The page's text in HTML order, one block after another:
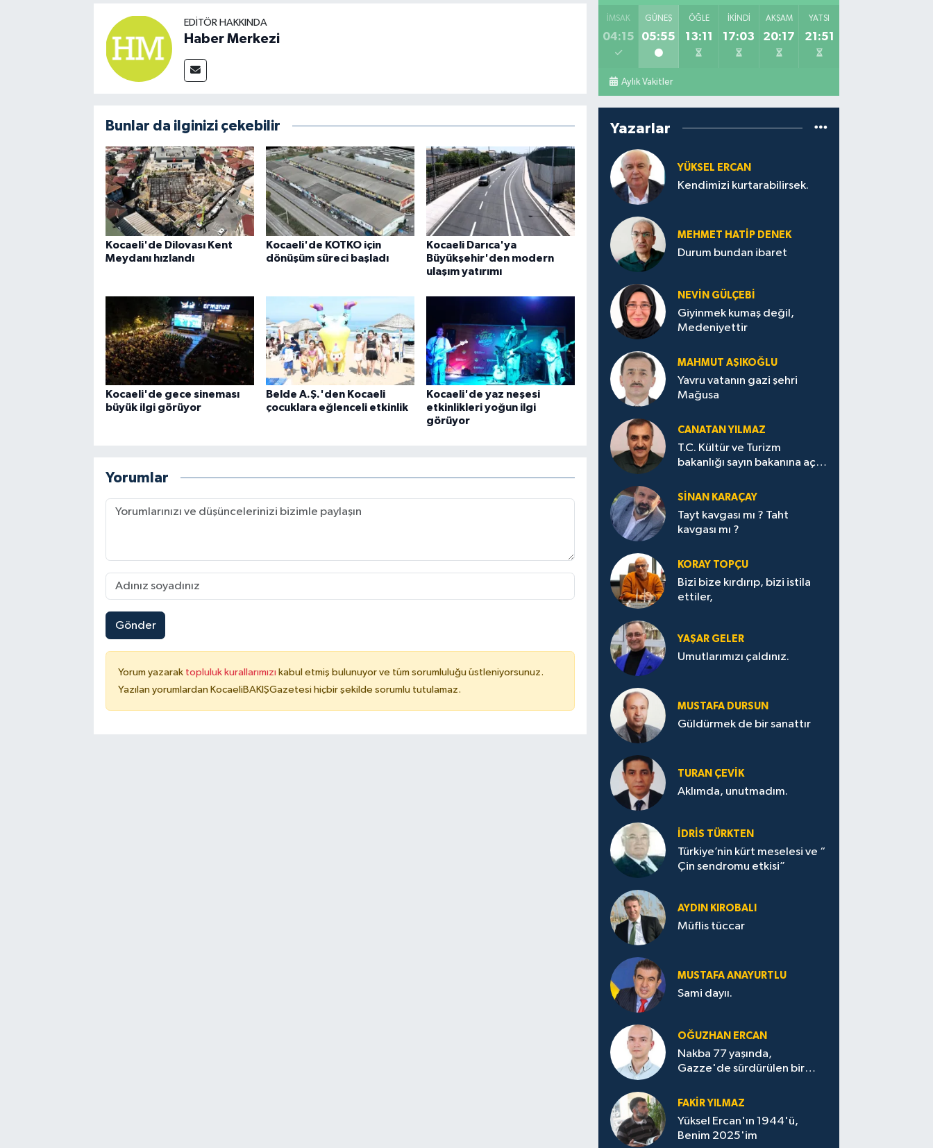
EDITÖR HAKKINDA
Haber Merkezi
Bunlar da ilginizi çekebilir
Kocaeli'de Dilovası Kent
Meydanı hızlandı
Kocaeli'de KOTKO için
dönüşüm süreci başladı
Kocaeli Darıca'ya
Büyükşehir'den modern
ulaşım yatırımı
Kocaeli'de gece sineması
büyük ilgi görüyor
Belde A.Ş.'den Kocaeli
çocuklara eğlenceli etkinlik
Kocaeli'de yaz neşesi
etkinlikleri yoğun ilgi
görüyor
Yorumlar
Gönder
Yorum yazarak topluluk kurallarımızı kabul etmiş bulunuyor ve tüm sorumluluğu üstleniyorsunuz.
Yazılan yorumlardan KocaeliBAKIŞGazetesi hiçbir şekilde sorumlu tutulamaz.
İMSAK
04:15
GÜNEŞ
05:55
ÖĞLE
13:11
İKINDI
17:03
AKŞAM
20:17
YATSI
21:51
Aylık Vakitler
Yazarlar
YÜKSEL ERCAN
Kendimizi kurtarabilirsek.
MEHMET HATİP DENEK
Durum bundan ibaret
NEVİN GÜLÇEBİ
Giyinmek kumaş değil,
Medeniyettir
MAHMUT AŞIKOĞLU
Yavru vatanın gazi şehri
Mağusa
CANATAN YILMAZ
T.C. Kültür ve Turizm
bakanlığı sayın bakanına açık
SİNAN KARAÇAY
Tayt kavgası mı ? Taht
kavgası mı ?
KORAY TOPÇU
Bizi bize kırdırıp, bizi istila
ettiler,
YAŞAR GELER
Umutlarımızı çaldınız.
MUSTAFA DURSUN
Güldürmek de bir sanattır
TURAN ÇEVİK
Aklımda, unutmadım.
İDRİS TÜRKTEN
Türkiye’nin kürt meselesi ve “
Çin sendromu etkisi”
AYDIN KIROBALI
Müflis tüccar
MUSTAFA ANAYURTLU
Sami dayıı.
OĞUZHAN ERCAN
Nakba 77 yaşında,
Gazze'de sürdürülen bir
FAKİR YILMAZ
Yüksel Ercan'ın 1944'ü,
Benim 2025'im